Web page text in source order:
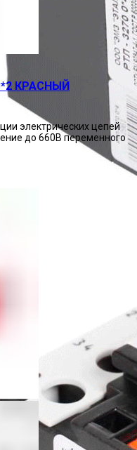
КРАСНЫЙ
электрических цепей
до 660В переменного